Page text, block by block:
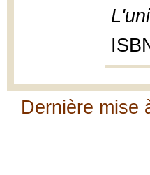
Dernière mise